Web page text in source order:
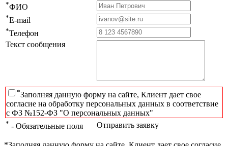
*ФИО
*E-mail
*Телефон
Текст сообщения
*Заполняя данную форму на сайте, Клиент дает свое
согласие на обработку персональных данных в соответствие
с ФЗ №152-ФЗ "О персональных данных"
* - Обязательные поля Отправить заявку